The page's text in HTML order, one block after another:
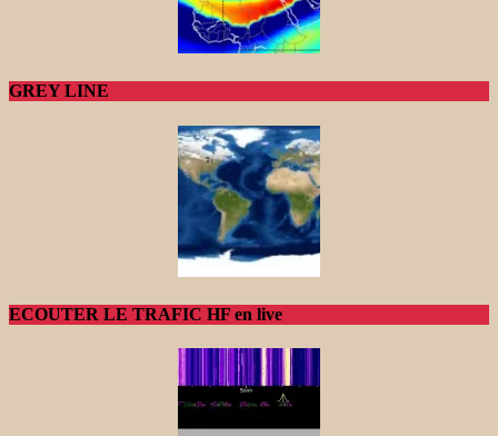
GREY LINE
ECOUTER LE TRAFIC HF en live